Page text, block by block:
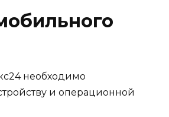
необходимо
и операционной